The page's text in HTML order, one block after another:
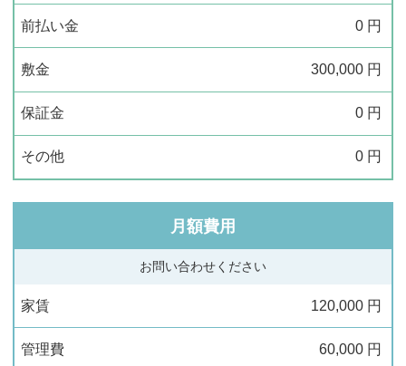
前払い金 0 円
敷金 300,000 円
保証金 0 円
その他 0 円
月額費用
お問い合わせください
家賃 120,000 円
管理費 60,000 円